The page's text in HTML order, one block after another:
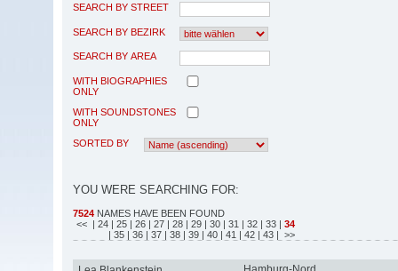
SEARCH BY STREET
SEARCH BY BEZIRK
SEARCH BY AREA
WITH BIOGRAPHIES
ONLY
WITH SOUNDSTONES
ONLY
SORTED BY
YOU WERE SEARCHING FOR:
7524 NAMES HAVE BEEN FOUND
<< | 24 | 25 | 26 | 27 | 28 | 29 | 30 | 31 | 32 | 33 | 34
| 35 | 36 | 37 | 38 | 39 | 40 | 41 | 42 | 43 | >>